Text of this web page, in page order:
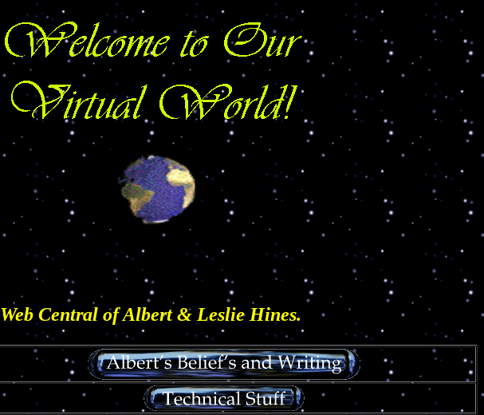
Web Central of Albert & Leslie Hines.